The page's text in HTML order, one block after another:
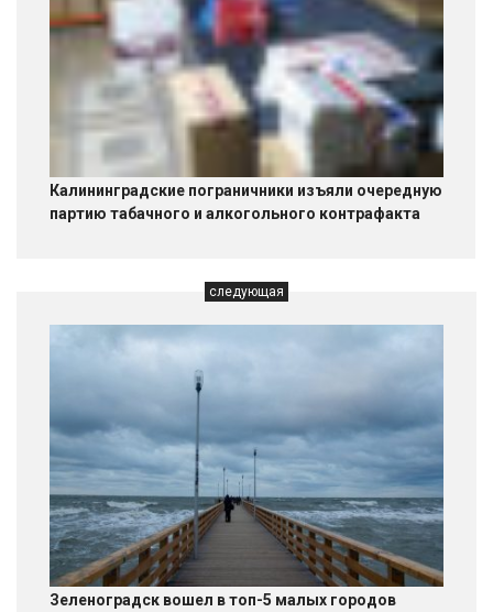
Калининградские пограничники изъяли очередную
партию табачного и алкогольного контрафакта
следующая
Зеленоградск вошел в топ-5 малых городов